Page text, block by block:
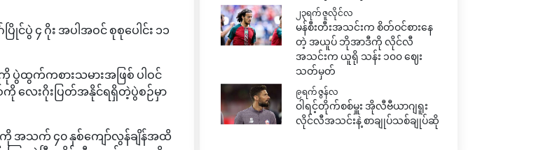
ြိုင်ပွဲ ၄ ဂိုး အပါအဝင် စုစုပေါင်း ၁၁
ထွက်ကစားသမားအဖြစ် ပါဝင်
ကို လေးဂိုးပြတ်အနိုင်ရရှိတဲ့ပွဲစဉ်မှာ
ကို အသက် ၄၀ နှစ်ကျော်လွန်ချိန်အထိ
၂၃ရက် ဇူလိုင်လ
မန်စီးတီးအသင်းက စိတ်ဝင်စားနေ
တဲ့ အယူပ် ဘိုအာဒီကို လိုင်လီ
အသင်းက ယူရို သန်း ၁၀၀ ဈေး
သတ်မှတ်
၉ရက် ဇွန်လ
ဝါရင့်တိုက်စစ်မှူး အိုလီဗီယာဂျရူး
လိုင်လီအသင်းနဲ့ စာချုပ်သစ်ချုပ်ဆို